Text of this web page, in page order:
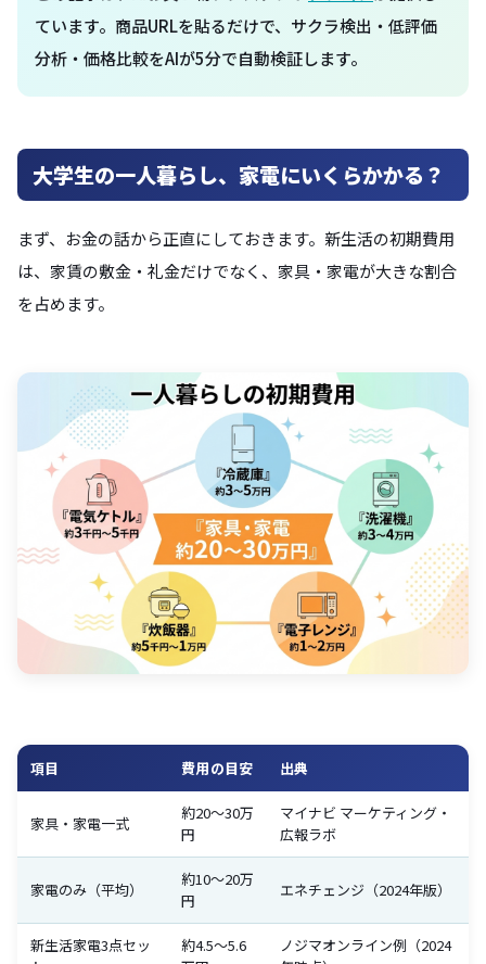
ています。商品URLを貼るだけで、サクラ検出・低評価
分析・価格比較をAIが5分で自動検証します。
大学生の一人暮らし、家電にいくらかかる？
まず、お金の話から正直にしておきます。新生活の初期費用
は、家賃の敷金・礼金だけでなく、家具・家電が大きな割合
を占めます。
項目 費用の目安 出典
家具・家電一式
約20〜30万
円
マイナビ マーケティング・
広報ラボ
家電のみ（平均）
約10〜20万
円
エネチェンジ（2024年版）
新生活家電3点セッ
約4.5〜5.6
ノジマオンライン例（2024